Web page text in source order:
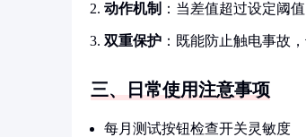
动作机制 ：当差值超过设定阈
双重保护 ：既能防止触电事故
三、日常使用注意事项
每月测试按钮检查开关灵敏度